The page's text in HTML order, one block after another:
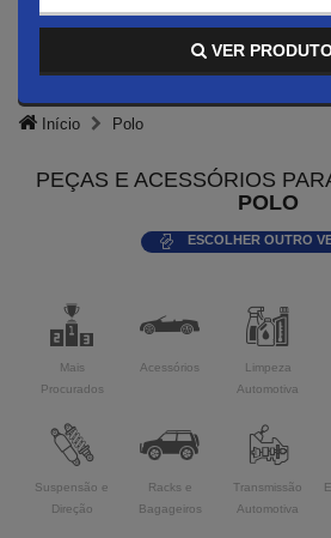
VER
Início Polo
PEÇAS E ACESSÓRIOS
POLO
ESCOLHER OUTRO
Mais
Procurados
Acessórios
Limpeza
Automotiva
Suspensão e
Direção
Racks e
Bagageiros
Transmissão
Automotiva